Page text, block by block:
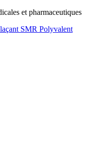
et pharmaceutiques
SMR Polyvalent